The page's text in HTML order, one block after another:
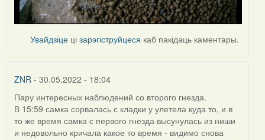
Увайдзіце цізарэгіструйцеся каб пакідаць каментары.
ZNR - 30.05.2022 - 18:04
Пару интересных наблюдений со второго гнезда.
В 15:59 самка сорвалась с кладки у улетела куда то, и в
то же время самка с первого гнезда высунулась из ниши
и недовольно кричала какое то время - видимо снова